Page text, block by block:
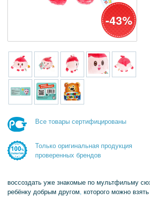
-43%
Все товары сертифицированы
Только оригинальная продукция
проверенных брендов
воссоздать уже знакомые по мультфильму
ребёнку добрым другом, которого можно